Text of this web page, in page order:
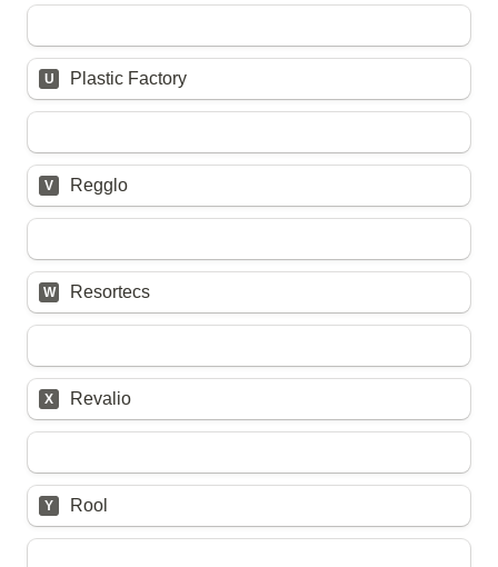
Untitled multiple choice field
U Plastic Factory
Untitled multiple choice field
V Regglo
Untitled multiple choice field
W Resortecs
Untitled multiple choice field
X Revalio
Untitled multiple choice field
Y Rool